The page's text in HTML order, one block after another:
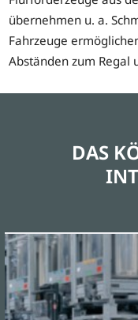
übernehmen u. a.
Fahrzeuge
Abständen zum Regal
DAS